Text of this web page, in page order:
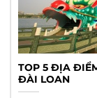
TOP 5 ĐỊA
ĐÀI LOAN